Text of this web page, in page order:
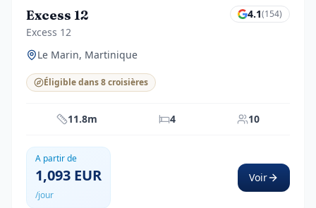
Excess 12
Excess 12
4.1(154)
Le Marin, Martinique
Éligible dans 8 croisières
11.8m 4 10
A partir de
1,093 EUR
/jour
Voir